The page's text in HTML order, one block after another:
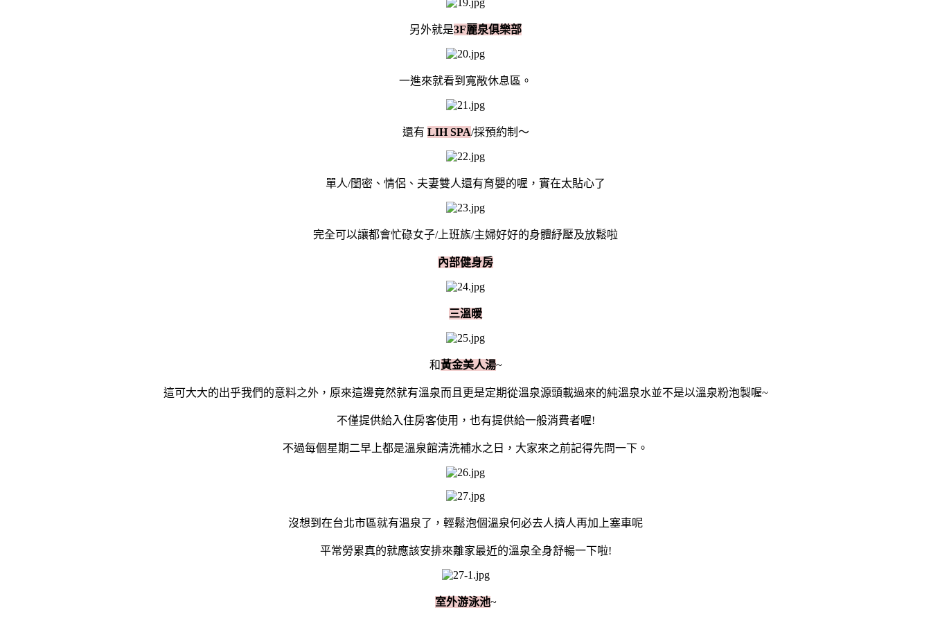
另外就是3F麗泉俱樂部
一進來就看到寬敞休息區。
還有 LIH SPA/採預約制～
單人/閨密、情侶、夫妻雙人還有育嬰的喔，實在太貼心了
完全可以讓都會忙碌女子/上班族/主婦好好的身體紓壓及放鬆啦
內部健身房
三溫暖
和黃金美人湯~
這可大大的出乎我們的意料之外，原來這邊竟然就有溫泉而且更是定期從溫泉源頭載過來的純溫泉水並不是以溫泉粉泡製喔~
不僅提供給入住房客使用，也有提供給一般消費者喔!
不過每個星期二早上都是溫泉館清洗補水之日，大家來之前記得先問一下。
沒想到在台北市區就有溫泉了，輕鬆泡個溫泉何必去人擠人再加上塞車呢
平常勞累真的就應該安排來離家最近的溫泉全身舒暢一下啦!
室外游泳池~